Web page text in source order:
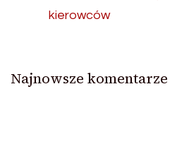
kierowców
Najnowsze komentarze